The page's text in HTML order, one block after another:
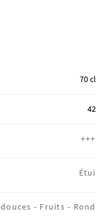
70 cl
42
+++
Étui
- Fruits - Rond